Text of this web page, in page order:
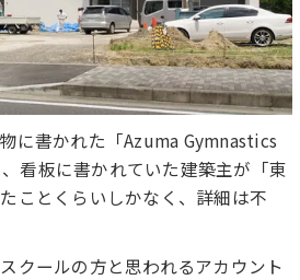
に書かれた「Azuma Gymnastics
看板に書かれていた建築主が「東
ことくらいしかなく、詳細は不
クールの方と思われるアカウント